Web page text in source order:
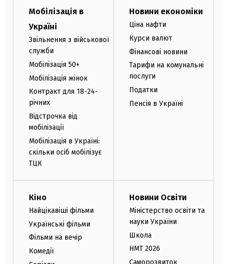
Мобілізація в
Україні
Звільнення з військової
служби
Мобілізація 50+
Мобілізація жінок
Контракт для 18-24-
річних
Відстрочка від
мобілізації
Мобілізація в Україні:
скільки осіб мобілізує
ТЦК
Новини економіки
Ціна нафти
Курси валют
Фінансові новини
Тарифи на комунальні
послуги
Податки
Пенсія в Україні
Кіно
Найцікавіші фільми
Українські фільми
Фільми на вечір
Комедії
Новини Освіти
Міністерство освіти та
науки України
Школа
НМТ 2026